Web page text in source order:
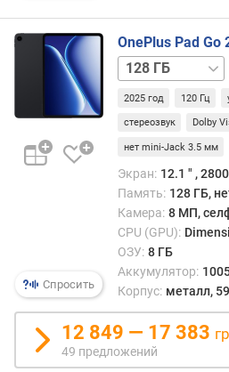
а
о
д
а
в
н
Спросить
OnePlus Pad Go
128 ГБ
/
5G256 ГБ
256 ГБ
2025 год 120 Гц
стереозвук Dolby
нет mini-Jack 3.5 мм
Экран: 12.1 ″ ,
Память: 128 ГБ,
Камера: 8 МП,
CPU (GPU):
ОЗУ: 8 ГБ
Аккумулятор:
Корпус: металл,
12 849 — 17 383
49 предложений